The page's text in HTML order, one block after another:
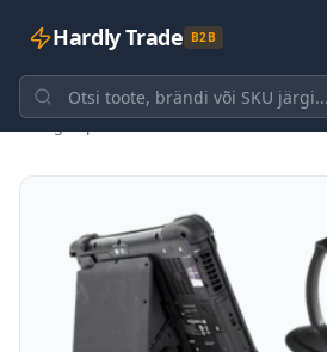
Hardly Trade B2B
Tagasi poodi